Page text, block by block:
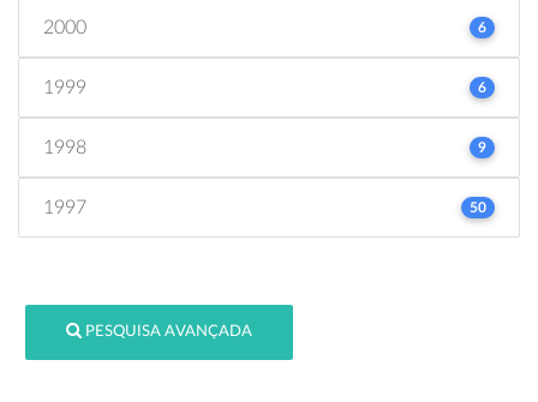
2000 6
1999 6
1998 9
1997 50
PESQUISA AVANÇADA